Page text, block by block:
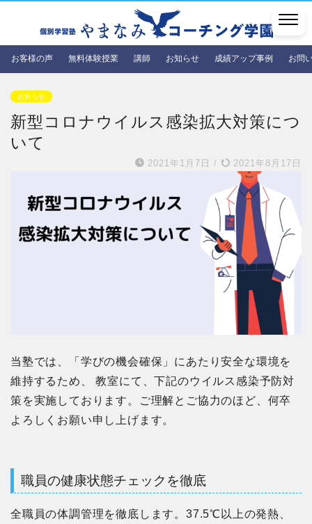
お客様の声 無料体験授業 講師 お知らせ 成績アップ事例 お問
お知らせ
新型コロナウイルス感染拡大対策につ
いて
2021年1月7日 / 2021年8月17日
当塾では、「学びの機会確保」にあたり安全な環境を
維持するため、 教室にて、下記のウイルス感染予防対
策を実施しております。ご理解とご協力のほど、何卒
よろしくお願い申し上げます。
職員の健康状態チェックを徹底
全職員の体調管理を徹底します。37.5℃以上の発熱、